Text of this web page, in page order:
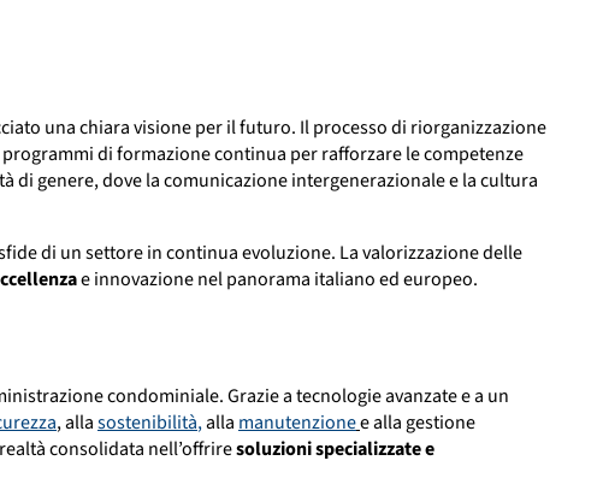
una chiara visione per il futuro. Il processo di riorganizzazione
di formazione continua per rafforzare le competenze
di genere, dove la comunicazione intergenerazionale e la cultura
di un settore in continua evoluzione. La valorizzazione delle
e innovazione nel panorama italiano ed europeo.
condominiale. Grazie a tecnologie avanzate e a un
, allasostenibilità,alla manutenzionee alla gestione
consolidata nell’offriresoluzioni specializzate e